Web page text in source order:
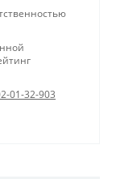
01-32-903